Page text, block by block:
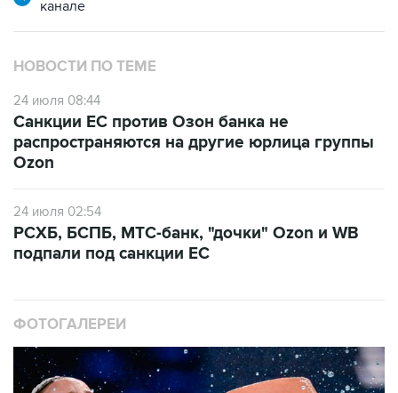
канале
НОВОСТИ ПО ТЕМЕ
24 июля 08:44
Санкции ЕС против Озон банка не
распространяются на другие юрлица группы
Ozon
24 июля 02:54
РСХБ, БСПБ, МТС-банк, "дочки" Ozon и WB
подпали под санкции ЕС
ФОТОГАЛЕРЕИ